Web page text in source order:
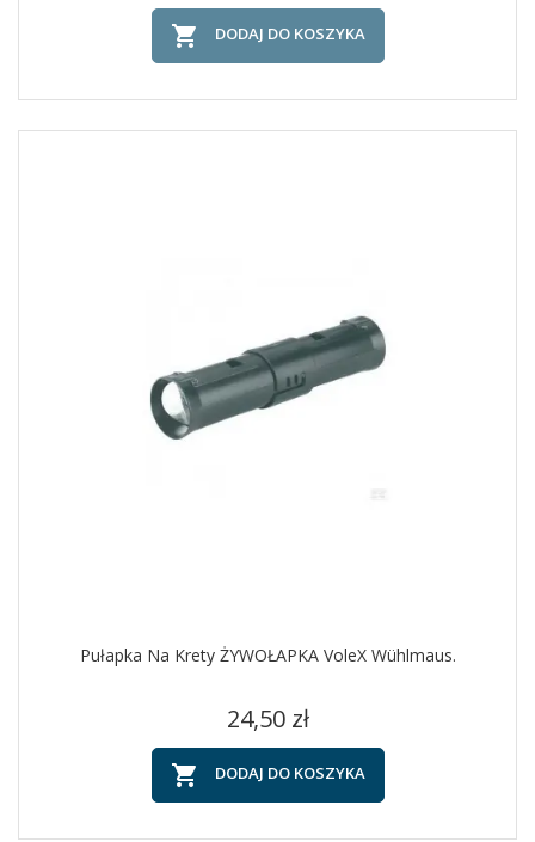
 DODAJ DO KOSZYKA
Pułapka Na Krety ŻYWOŁAPKA VoleX Wühlmaus.
Cena
24,50 zł
 DODAJ DO KOSZYKA